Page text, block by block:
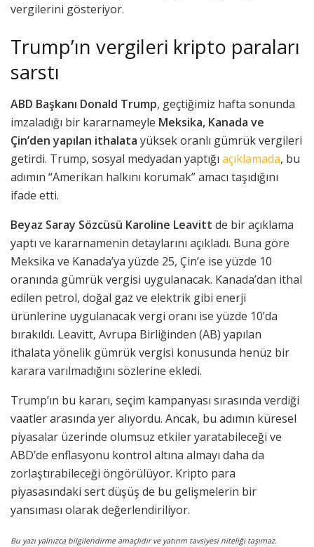
vergilerini gösteriyor.
Trump’ın vergileri kripto paraları
sarstı
ABD Başkanı Donald Trump, geçtiğimiz hafta sonunda
imzaladığı bir kararnameyle Meksika, Kanada ve
Çin’den yapılan ithalata yüksek oranlı gümrük vergileri
getirdi. Trump, sosyal medyadan yaptığı açıklamada, bu
adımın “Amerikan halkını korumak” amacı taşıdığını
ifade etti.
Beyaz Saray Sözcüsü Karoline Leavitt de bir açıklama
yaptı ve kararnamenin detaylarını açıkladı. Buna göre
Meksika ve Kanada’ya yüzde 25, Çin’e ise yüzde 10
oranında gümrük vergisi uygulanacak. Kanada’dan ithal
edilen petrol, doğal gaz ve elektrik gibi enerji
ürünlerine uygulanacak vergi oranı ise yüzde 10’da
bırakıldı. Leavitt, Avrupa Birliğinden (AB) yapılan
ithalata yönelik gümrük vergisi konusunda henüz bir
karara varılmadığını sözlerine ekledi.
Trump’ın bu kararı, seçim kampanyası sırasında verdiği
vaatler arasında yer alıyordu. Ancak, bu adımın küresel
piyasalar üzerinde olumsuz etkiler yaratabileceği ve
ABD’de enflasyonu kontrol altına almayı daha da
zorlaştırabileceği öngörülüyor. Kripto para
piyasasındaki sert düşüş de bu gelişmelerin bir
yansıması olarak değerlendiriliyor.
Bu yazı yalnızca bilgilendirme amaçlıdır ve yatırım tavsiyesi niteliği taşımaz.